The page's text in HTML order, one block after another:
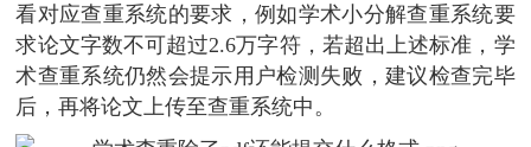
看对应查重系统的要求，例如学术小分解查重系统要
求论文字数不可超过2.6万字符，若超出上述标准，学
术查重系统仍然会提示用户检测失败，建议检查完毕
后，再将论文上传至查重系统中。